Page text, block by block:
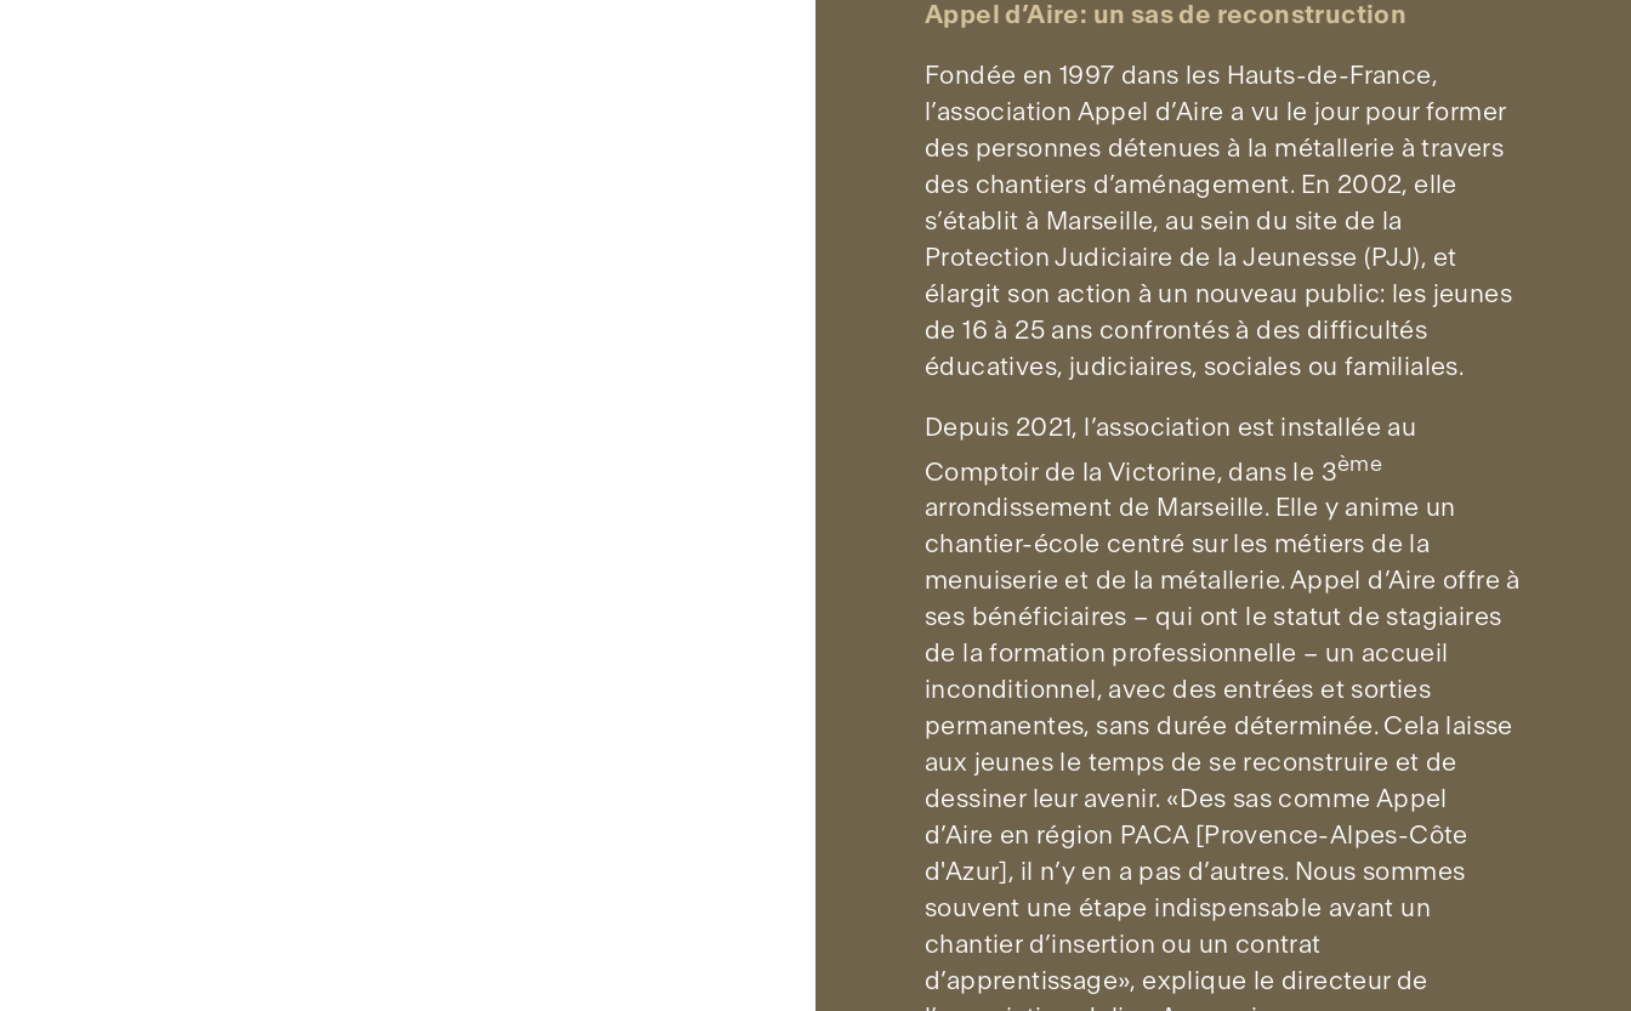
Appel d’Aire: un sas de reconstruction
Fondée en 1997 dans les Hauts-de-France,
l’association Appel d’Aire a vu le jour pour former
des personnes détenues à la métallerie à travers
des chantiers d’aménagement. En 2002, elle
s’établit à Marseille, au sein du site de la
Protection Judiciaire de la Jeunesse (PJJ), et
élargit son action à un nouveau public: les jeunes
de 16 à 25 ans confrontés à des difficultés
éducatives, judiciaires, sociales ou familiales.
Depuis 2021, l’association est installée au
Comptoir de la Victorine, dans le 3ème
arrondissement de Marseille. Elle y anime un
chantier-école centré sur les métiers de la
menuiserie et de la métallerie. Appel d’Aire offre à
ses bénéficiaires – qui ont le statut de stagiaires
de la formation professionnelle – un accueil
inconditionnel, avec des entrées et sorties
permanentes, sans durée déterminée. Cela laisse
aux jeunes le temps de se reconstruire et de
dessiner leur avenir. «Des sas comme Appel
d’Aire en région PACA [Provence-Alpes-Côte
d'Azur], il n’y en a pas d’autres. Nous sommes
souvent une étape indispensable avant un
chantier d’insertion ou un contrat
d’apprentissage», explique le directeur de